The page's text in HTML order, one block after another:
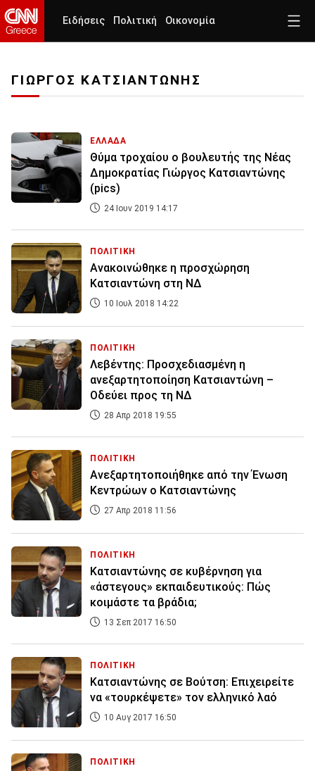
Ειδήσεις Πολιτική Οικονομία
ΓΙΩΡΓΟΣ ΚΑΤΣΙΑΝΤΩΝΗΣ
ΕΛΛΑΔΑ
Θύμα τροχαίου ο βουλευτής της Νέας
Δημοκρατίας Γιώργος Κατσιαντώνης
(pics)
24 Ιουν 2019 14:17
ΠΟΛΙΤΙΚΗ
Ανακοινώθηκε η προσχώρηση
Κατσιαντώνη στη ΝΔ
10 Ιουλ 2018 14:22
ΠΟΛΙΤΙΚΗ
Λεβέντης: Προσχεδιασμένη η
ανεξαρτητοποίηση Κατσιαντώνη –
Οδεύει προς τη ΝΔ
28 Απρ 2018 19:55
ΠΟΛΙΤΙΚΗ
Ανεξαρτητοποιήθηκε από την Ένωση
Κεντρώων ο Κατσιαντώνης
27 Απρ 2018 11:56
ΠΟΛΙΤΙΚΗ
Κατσιαντώνης σε κυβέρνηση για
«άστεγους» εκπαιδευτικούς: Πώς
κοιμάστε τα βράδια;
13 Σεπ 2017 16:50
ΠΟΛΙΤΙΚΗ
Κατσιαντώνης σε Βούτση: Επιχειρείτε
να «τουρκέψετε» τον ελληνικό λαό
10 Αυγ 2017 16:50
ΠΟΛΙΤΙΚΗ